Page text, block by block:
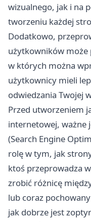
wizualnego, jak i na
tworzeniu każdej
Dodatkowo,
użytkowników może
w których można
użytkownicy mieli
odwiedzania Twojej
Przed utworzeniem
internetowej, ważne
(Search Engine
rolę w tym, jak
ktoś przeprowadza
zrobić różnicę
lub coraz
jak dobrze jest